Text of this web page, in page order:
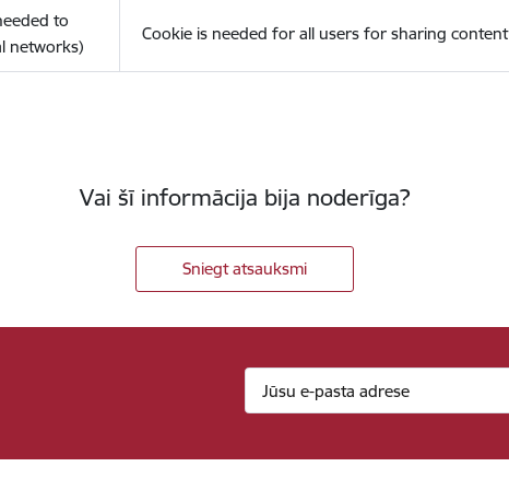
to
networks)
Cookie is needed for all users for sharing content
Vai šī informācija bija noderīga?
Sniegt atsauksmi